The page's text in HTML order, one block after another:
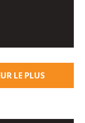
LE PLUS